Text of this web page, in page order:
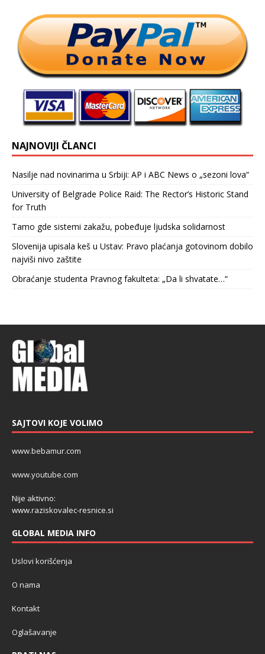
NAJNOVIJI ČLANCI
Nasilje nad novinarima u Srbiji: AP i ABC News o „sezoni lova“
University of Belgrade Police Raid: The Rector’s Historic Stand
for Truth
Tamo gde sistemi zakažu, pobeđuje ljudska solidarnost
Slovenija upisala keš u Ustav: Pravo plaćanja gotovinom dobilo
najviši nivo zaštite
Obraćanje studenta Pravnog fakulteta: „Da li shvatate…“
SAJTOVI KOJE VOLIMO
www.bebamur.com
www.youtube.com
Nije aktivno:
www.raziskovalec-resnice.si
GLOBAL MEDIA INFO
Uslovi korišćenja
O nama
Kontakt
Oglašavanje